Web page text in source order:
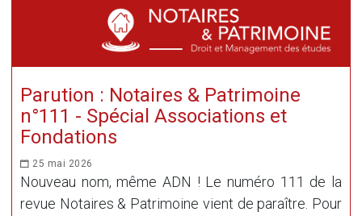
Parution : Notaires & Patrimoine
n°111 - Spécial Associations et
Fondations
25 mai 2026
Nouveau nom, même ADN ! Le numéro 111 de la
revue Notaires & Patrimoine vient de paraître. Pour